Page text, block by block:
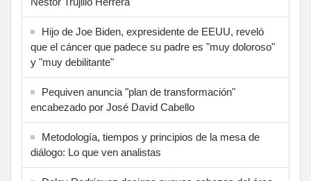
Hijo de Joe Biden, expresidente de EEUU, reveló
que el cáncer que padece su padre es "muy doloroso"
y "muy debilitante"
Pequiven anuncia "plan de transformación"
encabezado por José David Cabello
Metodología, tiempos y principios de la mesa de
diálogo: Lo que ven analistas